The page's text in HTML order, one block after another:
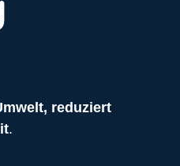
reduziert
.